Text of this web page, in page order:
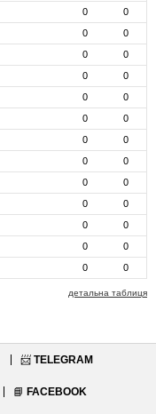
0
0
0
0
0
0
0
0
0
0
0
0
0
0
0
0
0
0
0
0
0
0
0
0
0 0
детальна таблиця
📨 TELEGRAM
📘 FACEBOOK